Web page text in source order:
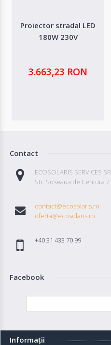
Proiector stradal LED
180W 230V
3.663,23 RON
Contact
ECOSOLARIS SERVICES
Str. Soseaua de Centura
contact@ecosolaris.ro
oferta@ecosolaris.ro
+40 31 433 70 99
Facebook
Informaţii